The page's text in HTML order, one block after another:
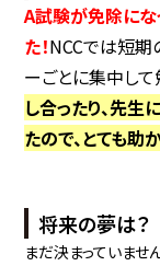
A試験が免除にな
た！NCCでは短期
ーごとに集中して
し合ったり、先生
たので、とても助
将来の夢は？
まだ決まっていません